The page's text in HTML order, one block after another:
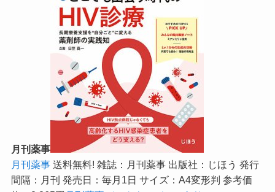
月刊薬事
月刊薬事送料無料! 雑誌：月刊薬事 出版社：じほう 発行
間隔：月刊 発売日：毎月1日 サイズ：A4変形判 参考価